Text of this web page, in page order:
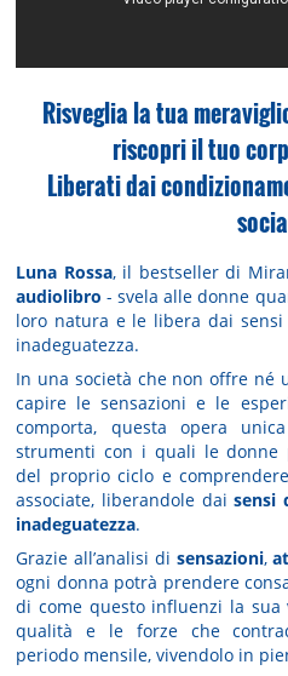
Risveglia la tua
riscopri il tuo
Liberati dai
Luna Rossa, il bestseller di
audiolibro - svela alle donne
loro natura e le libera dai
inadeguatezza.
In una società che non offre né
capire le sensazioni e le
comporta, questa opera
strumenti con i quali le donne
del proprio ciclo e
associate, liberandole daisensi
inadeguatezza.
Grazie all’analisi di sensazioni,
ogni donna potrà prendere
di come questo influenzi la
qualità e le forze che
periodo mensile, vivendolo in